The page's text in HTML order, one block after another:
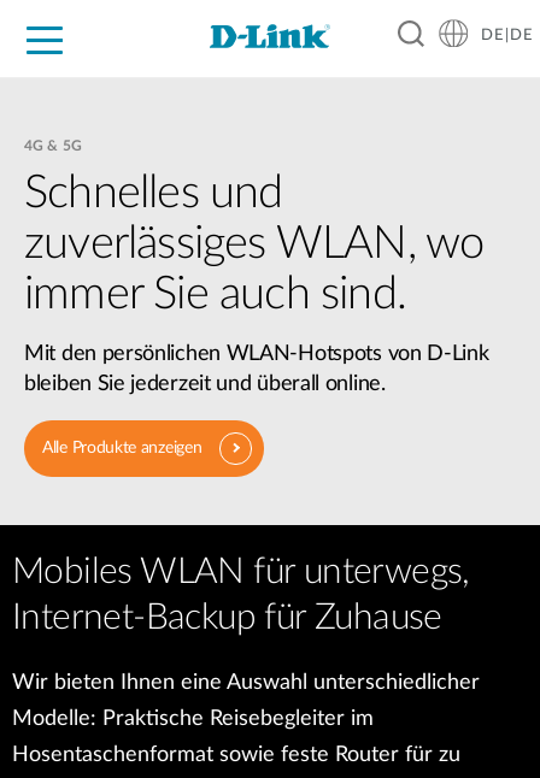
DE|DE
4G & 5G
Schnelles und
zuverlässiges WLAN, wo
immer Sie auch sind.
Mit den persönlichen WLAN-Hotspots von D-Link
bleiben Sie jederzeit und überall online.
Alle Produkte anzeigen
Mobiles WLAN für unterwegs,
Internet-Backup für Zuhause
Wir bieten Ihnen eine Auswahl unterschiedlicher
Modelle: Praktische Reisebegleiter im
Hosentaschenformat sowie feste Router für zu